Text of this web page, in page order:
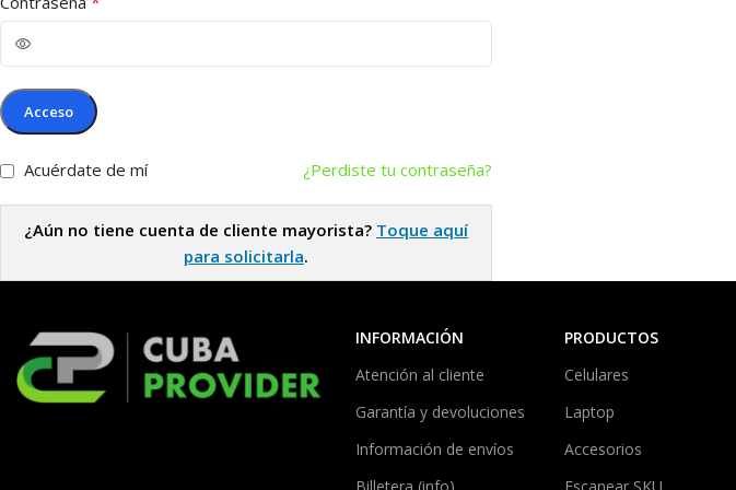
Acceso
¿Perdiste tu contraseña?
Acuérdate de mí
¿Aún no tiene cuenta de cliente mayorista? Toque aquí
para solicitarla.
INFORMACIÓN
Atención al cliente
Garantía y devoluciones
Información de envíos
PRODUCTOS
Celulares
Laptop
Accesorios